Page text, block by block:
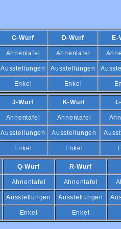
C-Wurf D-Wurf E-
Ahnentafel Ahnentafel
Ausstellungen Ausstellungen
Enkel Enkel
J-Wurf K-Wurf
Ahnentafel Ahnentafel
Ausstellungen Ausstellungen
Enkel Enkel
Q-Wurf R-Wurf
Ahnentafel Ahnentafel
Ausstellungen Ausstellungen
Enkel Enkel